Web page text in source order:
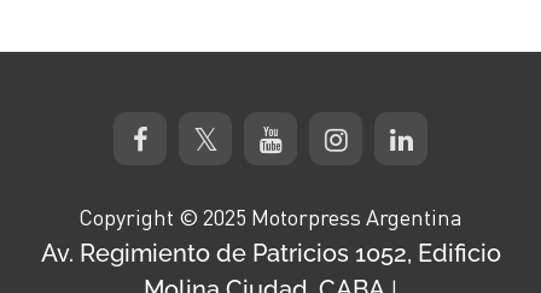
Copyright © 2025 Motorpress Argentina
Av. Regimiento de Patricios 1052, Edificio